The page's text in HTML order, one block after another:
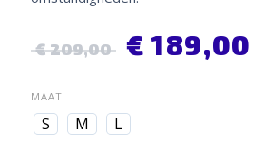
€209,00 € 189,00
MAAT
S M L